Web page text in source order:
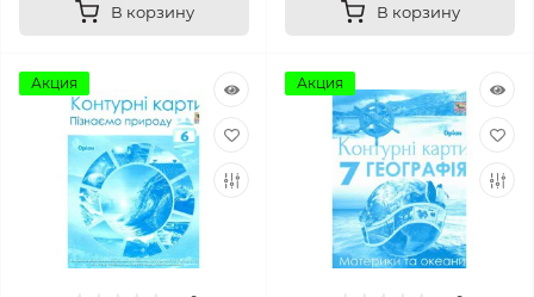
В корзину В корзину
Акция Акция